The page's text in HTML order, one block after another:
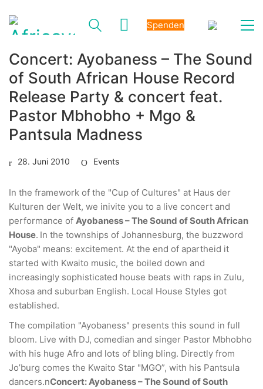
Spenden
Concert: Ayobaness – The Sound
of South African House Record
Release Party & concert feat.
Pastor Mbhobho + Mgo &
Pantsula Madness
28. Juni 2010 Events
In the framework of the "Cup of Cultures" at Haus der
Kulturen der Welt, we inivite you to a live concert and
performance of Ayobaness – The Sound of South African
House. In the townships of Johannesburg, the buzzword
"Ayoba" means: excitement. At the end of apartheid it
started with Kwaito music, the boiled down and
increasingly sophisticated house beats with raps in Zulu,
Xhosa and suburban English. Local House Styles got
established.
The compilation "Ayobaness" presents this sound in full
bloom. Live with DJ, comedian and singer Pastor Mbhobho
with his huge Afro and lots of bling bling. Directly from
Jo’burg comes the Kwaito Star "MGO”, with his Pantsula
dancers.nConcert: Ayobaness – The Sound of South